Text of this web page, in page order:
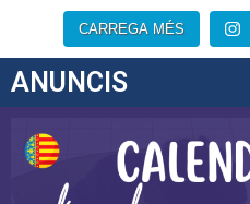
CARREGA MÉS
ANUNCIS